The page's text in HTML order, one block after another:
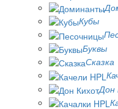
Кубы
Буквы
Сказка
Дон